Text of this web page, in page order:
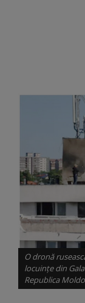
O dronă
locuințe din
Republica